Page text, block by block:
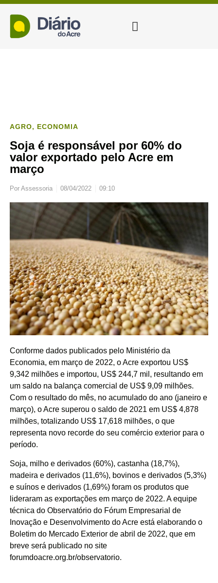
AGRO, ECONOMIA
Soja é responsável por 60% do
valor exportado pelo Acre em
março
Por Assessoria 08/04/2022 09:10
Conforme dados publicados pelo Ministério da
Economia, em março de 2022, o Acre exportou US$
9,342 milhões e importou, US$ 244,7 mil, resultando em
um saldo na balança comercial de US$ 9,09 milhões.
Com o resultado do mês, no acumulado do ano (janeiro e
março), o Acre superou o saldo de 2021 em US$ 4,878
milhões, totalizando US$ 17,618 milhões, o que
representa novo recorde do seu comércio exterior para o
período.
Soja, milho e derivados (60%), castanha (18,7%),
madeira e derivados (11,6%), bovinos e derivados (5,3%)
e suínos e derivados (1,69%) foram os produtos que
lideraram as exportações em março de 2022. A equipe
técnica do Observatório do Fórum Empresarial de
Inovação e Desenvolvimento do Acre está elaborando o
Boletim do Mercado Exterior de abril de 2022, que em
breve será publicado no site
forumdoacre.org.br/observatorio.